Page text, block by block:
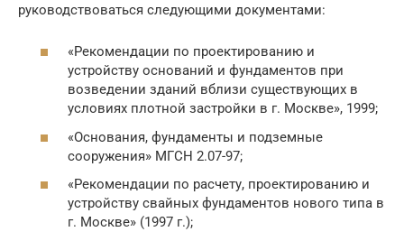
руководствоваться следующими документами:
«Рекомендации по проектированию и
устройству оснований и фундаментов при
возведении зданий вблизи существующих в
условиях плотной застройки в г. Москве», 1999;
«Основания, фундаменты и подземные
сооружения» МГСН 2.07-97;
«Рекомендации по расчету, проектированию и
устройству свайных фундаментов нового типа в
г. Москве» (1997 г.);